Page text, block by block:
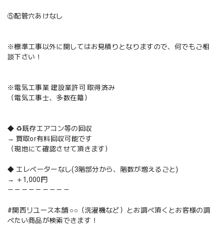
⑤配管穴あけなし
※標準工事以外に関してはお見積りとなりますので、何でもご相
談下さい！
※電気工事業 建設業許可 取得済み
（電気工事士、多数在籍）
◆ ♻️既存エアコン等の回収
→ 買取or有料回収可能です
（現地にて確認させて頂きます）
◆ エレベーターなし(3階部分から、階数が増えるごと)
→ ＋1,000円
－－－－－－－－－
#関西リユース本舗 ○○（洗濯機など）とお調べ頂くとお客様の調
べたい商品が検索できます！